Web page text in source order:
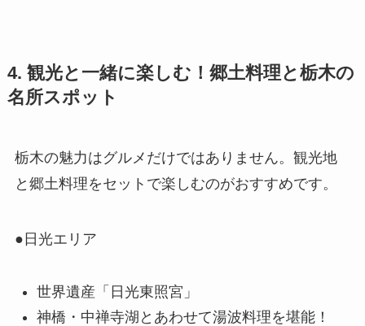
4. 観光と一緒に楽しむ！郷土料理と栃木の
名所スポット
栃木の魅力はグルメだけではありません。観光地
と郷土料理をセットで楽しむのがおすすめです。
●日光エリア
世界遺産「日光東照宮」
神橋・中禅寺湖とあわせて湯波料理を堪能！